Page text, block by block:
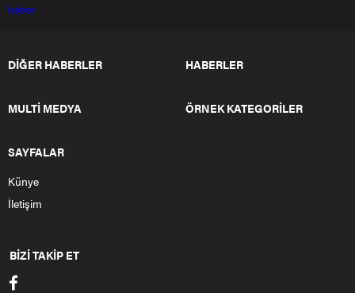
haber
DİĞER HABERLER HABERLER
MULTİ MEDYA ÖRNEK KATEGORİLER
SAYFALAR
Künye
İletişim
BİZİ TAKİP ET